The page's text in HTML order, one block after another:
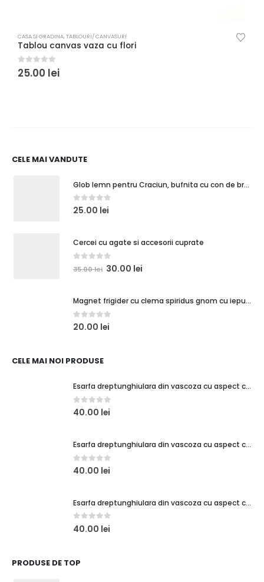
CASA SI GRADINA,TABLOURI/ CANVASURI
Tablou canvas vaza cu flori
0out of 5
25.00 lei
CELE MAI VANDUTE
Glob lemn pentru Craciun, bufnita cu con de brad
0out of 5
25.00 lei
Cercei cu agate si accesorii cuprate
out of 5
35.00lei 30.00 lei
Magnet frigider cu clema spiridus gnom cu iepuras si cadouri
0out of 5
20.00 lei
CELE MAI NOI PRODUSE
Esarfa dreptunghiulara din vascoza cu aspect creponat, verde turcoaz
0out of 5
40.00 lei
Esarfa dreptunghiulara din vascoza cu aspect creponat, coral
0out of 5
40.00 lei
Esarfa dreptunghiulara din vascoza cu aspect creponat, rosu
0out of 5
40.00 lei
PRODUSE DE TOP